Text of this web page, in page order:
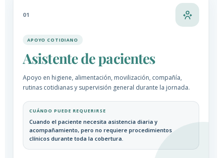
01
APOYO COTIDIANO
Asistente de pacientes
Apoyo en higiene, alimentación, movilización, compañía,
rutinas cotidianas y supervisión general durante la jornada.
CUÁNDO PUEDE REQUERIRSE
Cuando el paciente necesita asistencia diaria y
acompañamiento, pero no requiere procedimientos
clínicos durante toda la cobertura.